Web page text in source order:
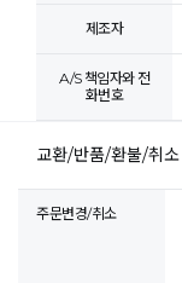
제조자
A/S 책임자와 전
화번호
교환/반품/환불/취소
주문변경/취소